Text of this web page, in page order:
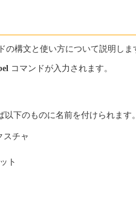
の構文と使い方について説明しま
コマンドが入力されます。
下のものに名前を付けられます。
スチャ
ト